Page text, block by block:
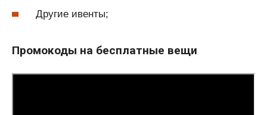
Другие ивенты;
Промокоды на бесплатные вещи